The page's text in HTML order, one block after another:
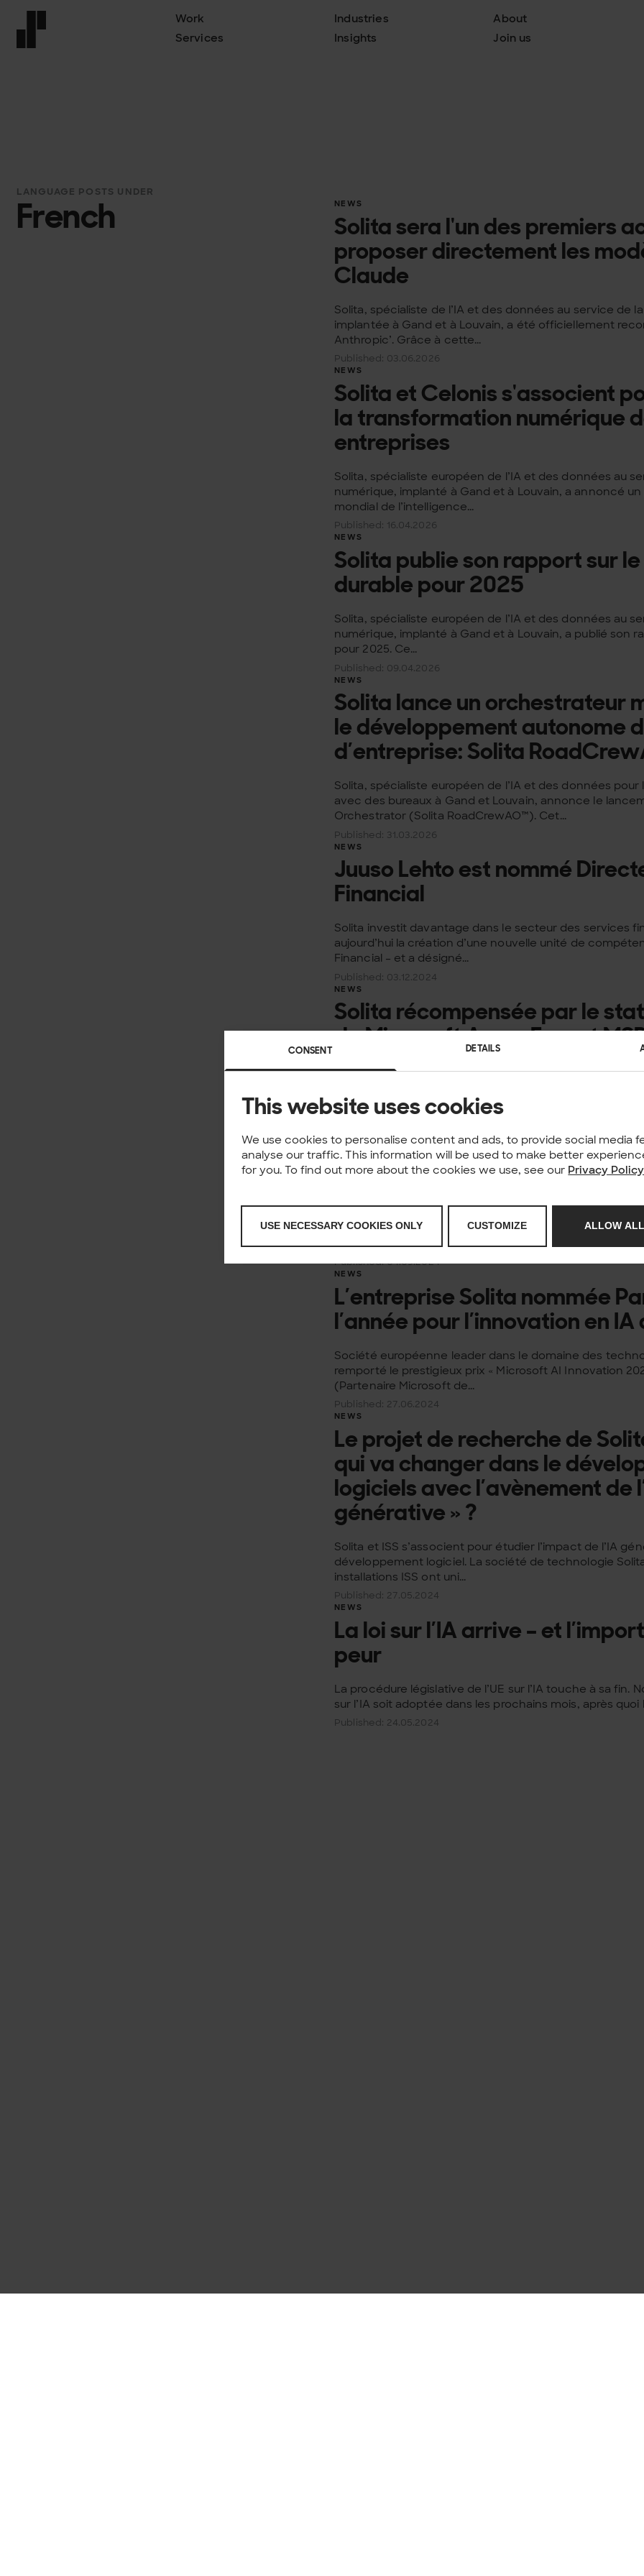
CONSENT DETAILS
This website uses cookies
We use cookies to personalise content and ads, to provide social media
analyse our traffic. This information will be used to make better
for you. To find out more about the cookies we use, see our Privacy Policy
USE NECESSARY COOKIES ONLY CUSTOMIZE ALLOW
Work
Services
Industries
Insights
About
Join us
LANGUAGE POSTS UNDER
French NEWS
Solita sera l'un des premiers
proposer directement les
Claude
Solita, spécialiste de l’IA et des données au service de
implantée à Gand et à Louvain, a été officiellement
Anthropic’. Grâce à cette...
Published: 03.06.2026
NEWS
Solita et Celonis s'associent
la transformation numérique
entreprises
Solita, spécialiste européen de l’IA et des données au
numérique, implanté à Gand et à Louvain, a annoncé
mondial de l’intelligence...
Published: 16.04.2026
NEWS
Solita publie son rapport sur
durable pour 2025
Solita, spécialiste européen de l’IA et des données au
numérique, implanté à Gand et à Louvain, a publié son
pour 2025. Ce...
Published: 09.04.2026
NEWS
Solita lance un orchestrateur
le développement autonome
d’entreprise: Solita
Solita, spécialiste européen de l’IA et des données
avec des bureaux à Gand et Louvain, annonce le
Orchestrator (Solita RoadCrewAO™). Cet...
Published: 31.03.2026
NEWS
Juuso Lehto est nommé
Financial
Solita investit davantage dans le secteur des services
aujourd’hui la création d’une nouvelle unité de
Financial – et a désigné...
Published: 03.12.2024
NEWS
Solita récompensée par le
de Microsoft Azure Expert
L’entreprise finlandaise de technologie et de données
fois le statut exceptionnel de Microsoft Azure Expert
pour sa grande expertise dans...
Solita a renouvelé sa
exceptionnelle Microsoft
Solita est fière d’annoncer que sa spécialisation
pour deux ans. Cette performance souligne la profonde
Microsoft Azure. Cette société...
Published: 04.09.2024
NEWS
L’entreprise Solita nommée
l’année pour l’innovation en
Société européenne leader dans le domaine des
remporté le prestigieux prix « Microsoft AI Innovation
(Partenaire Microsoft de...
Published: 27.06.2024
NEWS
Le projet de recherche de
qui va changer dans le
logiciels avec l’avènement de
générative » ?
Solita et ISS s’associent pour étudier l’impact de l’IA
développement logiciel. La société de technologie
installations ISS ont uni...
Published: 27.05.2024
NEWS
La loi sur l’IA arrive – et
peur
La procédure législative de l’UE sur l’IA touche à sa fin.
sur l’IA soit adoptée dans les prochains mois, après quoi
Published: 24.05.2024